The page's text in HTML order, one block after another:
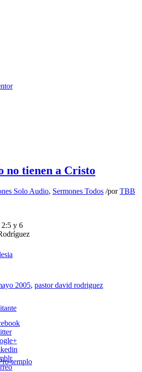
templo
no tienen a Cristo
Solo Audio, Sermones Todos /porTBB
y 6
2005, pastor david rodriguez